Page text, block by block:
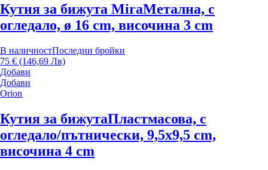
Кутия за бижута MiraМетална, с
огледало, ø 16 cm, височина 3 cm
В наличностПоследни бройки
75 € (146,69 Лв)
Добави
Добави
Orion
Кутия за бижутаПластмасова, с
огледало/пътнически, 9,5x9,5 cm,
височина 4 cm